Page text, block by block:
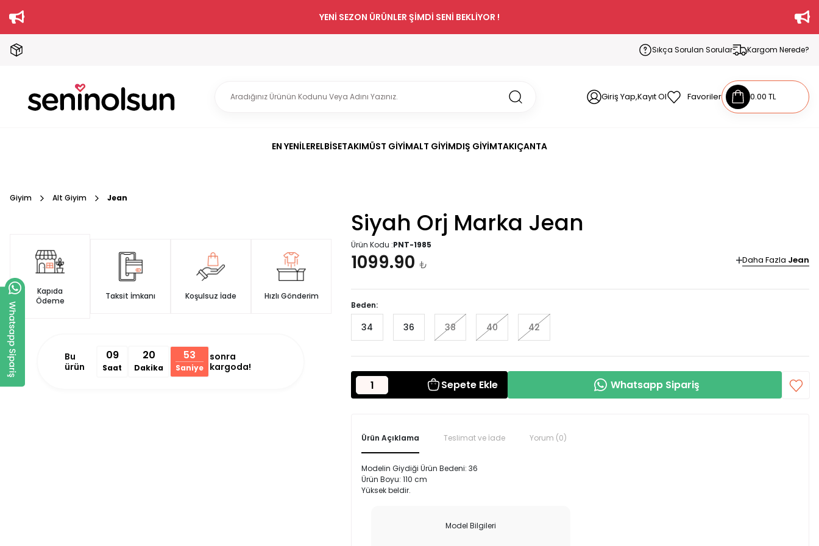
YENİ SEZON ÜRÜNLER ŞİMDİ SENİ BEKLİYOR !
Sıkça Sorulan Sorular Kargom Nerede?
Giriş Yap,Kayıt Ol Favoriler 0.00 TL
EN YENİLERELBİSETAKIMÜST GİYİMALT GİYİMDIŞ GİYİMTAKIÇANTA
Giyim Alt Giyim Jean
Kapıda
Ödeme
Taksit İmkanı Koşulsuz İade Hızlı Gönderim
Bu
ürün
09
Saat
20
Dakika
53
Saniye
sonra
kargoda!
Siyah Orj Marka Jean
Ürün Kodu :PNT-1985
1099.90 ₺ Daha Fazla Jean
Beden:
34 36 38 40 42
Sepete Ekle Whatsapp Sipariş
Ürün Açıklama Teslimat ve İade Yorum (0)
Modelin Giydiği Ürün Bedeni: 36
Ürün Boyu: 110 cm
Yüksek beldir.
Model Bilgileri